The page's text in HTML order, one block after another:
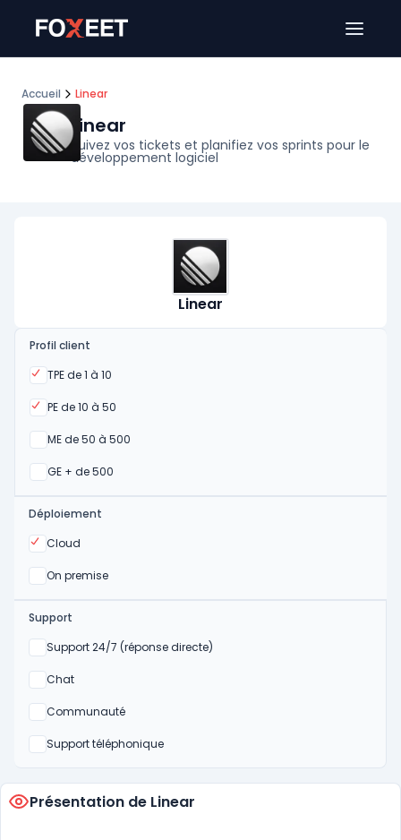
Accueil Linear
Linear
Suivez vos tickets et planifiez vos sprints pour le
développement logiciel
Linear
Profil client
TPE de 1 à 10
Oui
PE de 10 à 50
Oui
ME de 50 à 500
Oui
GE + de 500
Oui
Déploiement
Cloud
Oui
On premise
Oui
Support
Support 24/7 (réponse directe)
Non
Chat
Non
Communauté
Non
Support téléphonique
Non
Présentation de Linear